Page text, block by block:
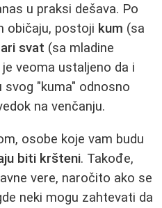
u praksi dešava. Po
običaju, postoji kum (sa
svat (sa mladine
veoma ustaljeno da i
svog "kuma" odnosno
na venčanju.
osobe koje vam budu
biti kršteni. Takođe,
vere, naročito ako se
neki mogu zahtevati da